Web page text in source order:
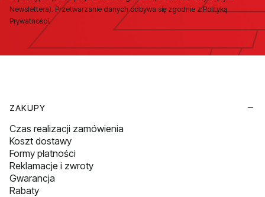
Newslettera). Przetwarzanie danych odbywa się zgodnie z Polityką
Prywatności.
ZAKUPY
Czas realizacji zamówienia
Koszt dostawy
Formy płatności
Reklamacje i zwroty
Gwarancja
Rabaty